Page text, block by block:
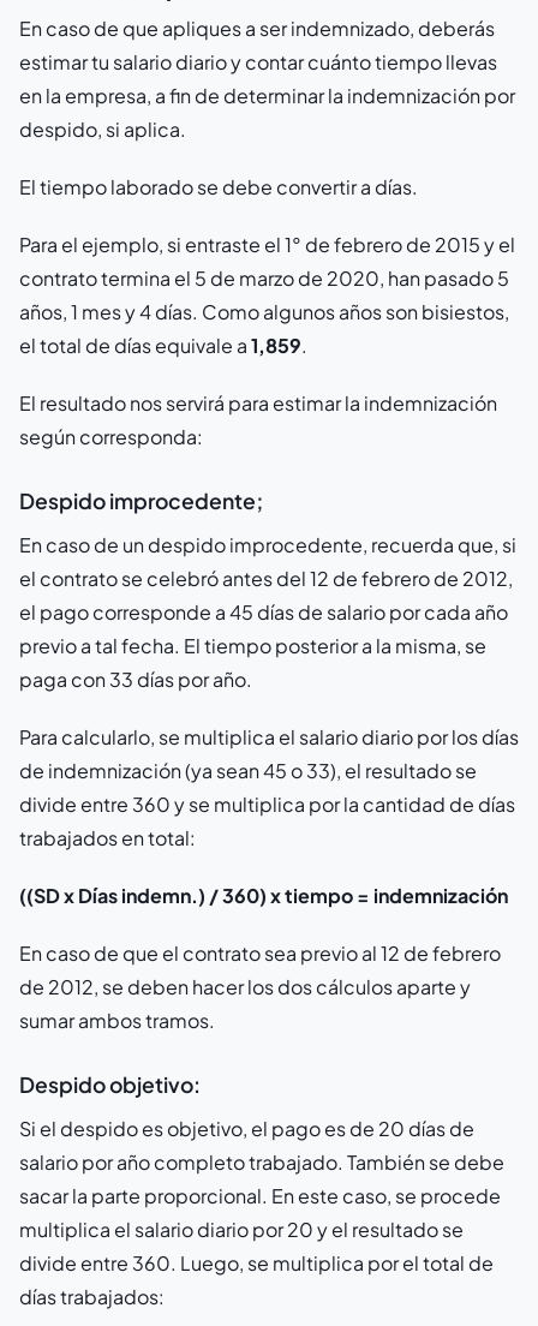
En caso de que apliques a ser indemnizado, deberás
estimar tu salario diario y contar cuánto tiempo llevas
en la empresa, a fin de determinar la indemnización por
despido, si aplica.
El tiempo laborado se debe convertir a días.
Para el ejemplo, si entraste el 1° de febrero de 2015 y el
contrato termina el 5 de marzo de 2020, han pasado 5
años, 1 mes y 4 días. Como algunos años son bisiestos,
el total de días equivale a1,859.
El resultado nos servirá para estimar la indemnización
según corresponda:
Despido improcedente;
En caso de un despido improcedente, recuerda que, si
el contrato se celebró antes del 12 de febrero de 2012,
el pago corresponde a 45 días de salario por cada año
previo a tal fecha. El tiempo posterior a la misma, se
paga con 33 días por año.
Para calcularlo, se multiplica el salario diario por los días
de indemnización (ya sean 45 o 33), el resultado se
divide entre 360 y se multiplica por la cantidad de días
trabajados en total:
((SD x Días indemn.) / 360) x tiempo = indemnización
En caso de que el contrato sea previo al 12 de febrero
de 2012, se deben hacer los dos cálculos aparte y
sumar ambos tramos.
Despido objetivo:
Si el despido es objetivo, el pago es de 20 días de
salario por año completo trabajado. También se debe
sacar la parte proporcional. En este caso, se procede
multiplica el salario diario por 20 y el resultado se
divide entre 360. Luego, se multiplica por el total de
días trabajados: